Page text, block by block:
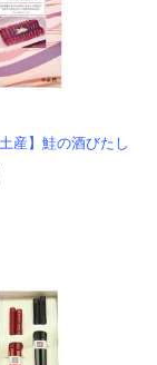
産】鮭の酒びたし